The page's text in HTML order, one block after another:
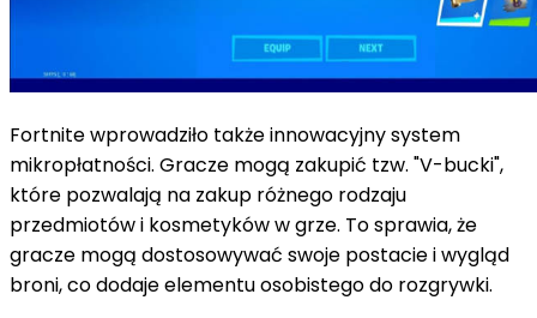
Fortnite wprowadziło także innowacyjny system
mikropłatności. Gracze mogą zakupić tzw. "V-bucki",
które pozwalają na zakup różnego rodzaju
przedmiotów i kosmetyków w grze. To sprawia, że
gracze mogą dostosowywać swoje postacie i wygląd
broni, co dodaje elementu osobistego do rozgrywki.